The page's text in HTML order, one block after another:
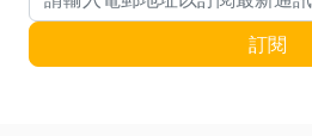
電郵地址 訂閱